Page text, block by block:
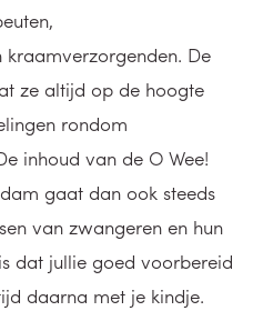
De
ze altijd op de hoogte
rondom
inhoud van de O Wee!
gaat dan ook steeds
van zwangeren en hun
dat jullie goed voorbereid
daarna met je kindje.